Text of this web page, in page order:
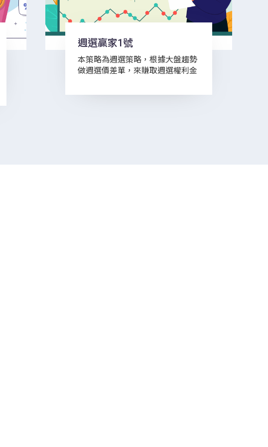
週選贏家1號
本策略為週選策略，根據大盤趨勢
做週選價差單，來賺取週選權利金